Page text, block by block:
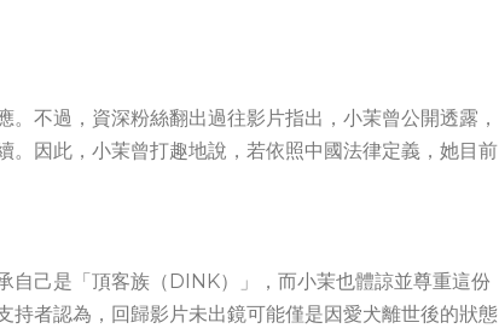
不過，資深粉絲翻出過往影片指出，小茉曾公開透露，
因此，小茉曾打趣地說，若依照中國法律定義，她目前
自己是「頂客族（DINK）」，而小茉也體諒並尊重這份
者認為，回歸影片未出鏡可能僅是因愛犬離世後的狀態